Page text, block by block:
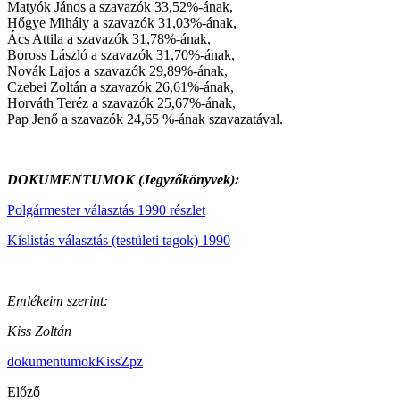
Matyók János a szavazók 33,52%-ának,
Hőgye Mihály a szavazók 31,03%-ának,
Ács Attila a szavazók 31,78%-ának,
Boross László a szavazók 31,70%-ának,
Novák Lajos a szavazók 29,89%-ának,
Czebei Zoltán a szavazók 26,61%-ának,
Horváth Teréz a szavazók 25,67%-ának,
Pap Jenő a szavazók 24,65 %-ának szavazatával.
DOKUMENTUMOK (Jegyzőkönyvek):
Polgármester választás 1990 részlet
Kislistás választás (testületi tagok) 1990
Emlékeim szerint:
Kiss Zoltán
dokumentumokKissZpz
Előző